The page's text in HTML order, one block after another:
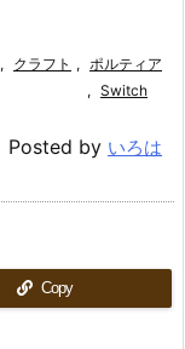
, クラフト ,
ポルティア
, Switch
Posted by いろは
Copy